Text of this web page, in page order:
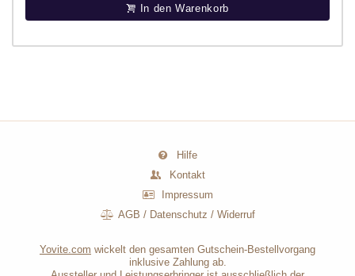
In den Warenkorb
Hilfe
Kontakt
Impressum
AGB / Datenschutz /Widerruf
Yovite.com wickelt den gesamten Gutschein-Bestellvorgang
inklusive Zahlung ab.